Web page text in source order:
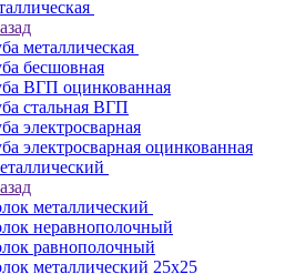
металлическая
бесшовная
ВГП оцинкованная
стальная ВГП
электросварная
электросварная оцинкованная
металлический
неравнополочный
равнополочный
металлический 25х25